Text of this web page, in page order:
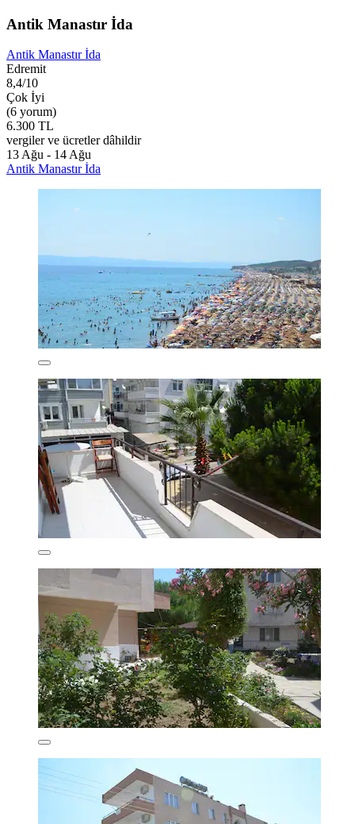
Antik Manastır İda
Antik Manastır İda
Edremit
8,4/10
Çok İyi
(6 yorum)
6.300 TL
vergiler ve ücretler dâhildir
13 Ağu - 14 Ağu
Antik Manastır İda